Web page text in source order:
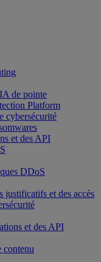
de pointe
Platform
cybersécurité
et des API
DDoS
justificatifs et des accès
et des API
contenu